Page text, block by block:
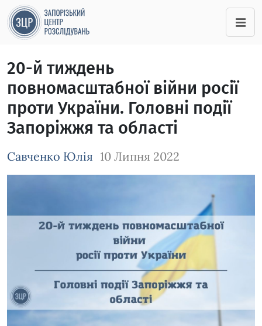
20-й тиждень
повномасштабної війни росії
проти України. Головні події
Запоріжжя та області
Савченко Юлія 10 Липня 2022